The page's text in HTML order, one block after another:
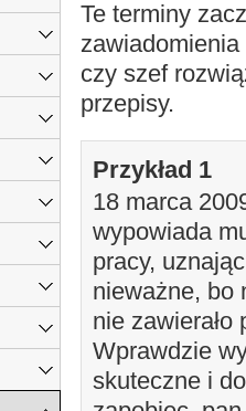
Te terminy
czy szef
przepisy.
Przykład 1
18 marca
wypowiada
pracy,
nieważne, bo
nie zawierało
Wprawdzie
skuteczne i